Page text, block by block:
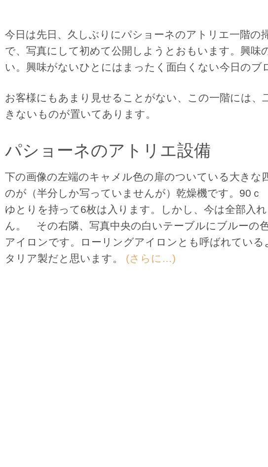
今日は先日、久しぶりにパショーネのアトリエ一階の
で、写真にして初めて公開しようとおもいます。興味
い。興味がないひとにはまったく面白くない今日のブ
お客様にもあまり見せることがない、この一階には、
きないものが置いてあります。
パショーネのアトリエ設備
下の画像の左端のキャメル色の扉のついている大きな
のが（半分しか写っていませんが）乾燥機です。
ゆとりを持って6枚は入ります。しかし、今は全部入
ん。 その右隣、写真中央の白いテーブルにブルーの
アイロンです。ローリングアイロンとも呼ばれている
タリア製だと思います。 (さらに…)